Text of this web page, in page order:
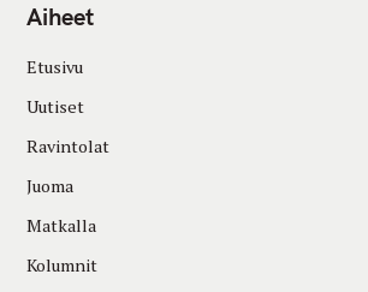
Aiheet
Etusivu
Uutiset
Ravintolat
Juoma
Matkalla
Kolumnit